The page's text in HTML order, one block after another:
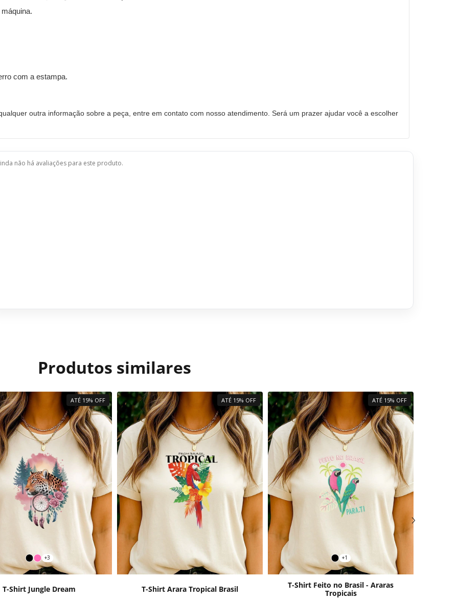
com a estampa.
outra informação sobre a peça, entre em contato com nosso atendimento. Será um prazer ajudar você a escolher
não há avaliações para este produto.
Produtos similares
ATÉ 15% OFF
+3
T-Shirt Jungle Dream
ATÉ 15% OFF
T-Shirt Arara Tropical Brasil
ATÉ 15% OFF
+1
T-Shirt Feito no Brasil - Araras
Tropicais